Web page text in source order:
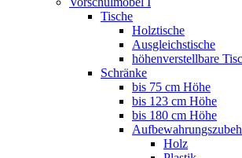
Tische
Holztische
Ausgleichstische
höhenverstellbare
Schränke
bis 75 cm Höhe
bis 123 cm Höhe
bis 180 cm Höhe
Holz